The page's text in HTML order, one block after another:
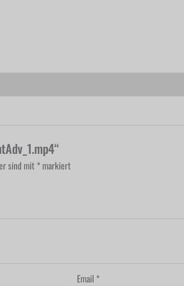
sind mit *markiert
Email *